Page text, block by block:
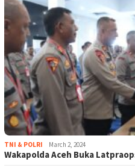
TNI & POLRI March 2, 2024
Wakapolda Aceh Buka